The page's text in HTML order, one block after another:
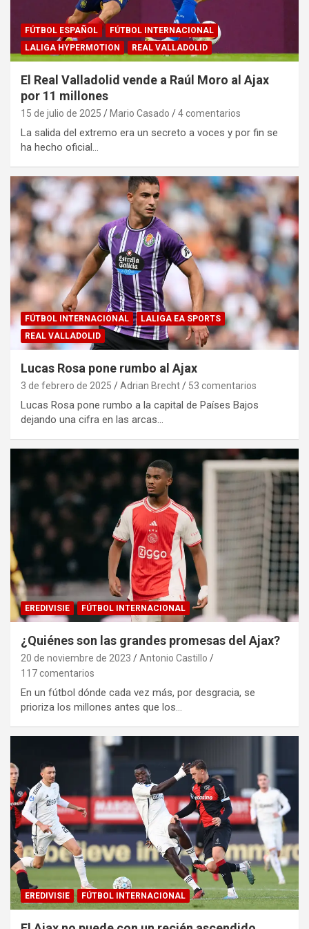
FÚTBOL ESPAÑOL
FÚTBOL INTERNACIONAL
LALIGA HYPERMOTION
REAL VALLADOLID
El Real Valladolid vende a Raúl Moro al Ajax
por 11 millones
15 de julio de 2025 Mario Casado 4 comentarios
La salida del extremo era un secreto a voces y por fin se
ha hecho oficial…
FÚTBOL INTERNACIONAL
LALIGA EA SPORTS
REAL VALLADOLID
Lucas Rosa pone rumbo al Ajax
3 de febrero de 2025 Adrian Brecht 53 comentarios
Lucas Rosa pone rumbo a la capital de Países Bajos
dejando una cifra en las arcas…
EREDIVISIE FÚTBOL INTERNACIONAL
¿Quiénes son las grandes promesas del Ajax?
20 de noviembre de 2023
Antonio Castillo
117 comentarios
En un fútbol dónde cada vez más, por desgracia, se
prioriza los millones antes que los…
EREDIVISIE FÚTBOL INTERNACIONAL